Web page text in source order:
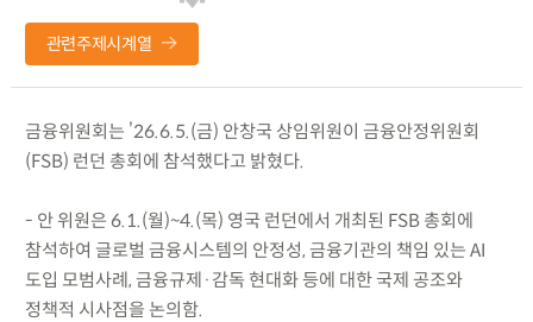
관련주제시계열
금융위원회는 ’26.6.5.(금) 안창국 상임위원이 금융안정위원회
(FSB) 런던 총회에 참석했다고 밝혔다.
- 안 위원은 6.1.(월)~4.(목) 영국 런던에서 개최된 FSB 총회에
참석하여 글로벌 금융시스템의 안정성, 금융기관의 책임 있는 AI
도입 모범사례, 금융규제·감독 현대화 등에 대한 국제 공조와
정책적 시사점을 논의함.